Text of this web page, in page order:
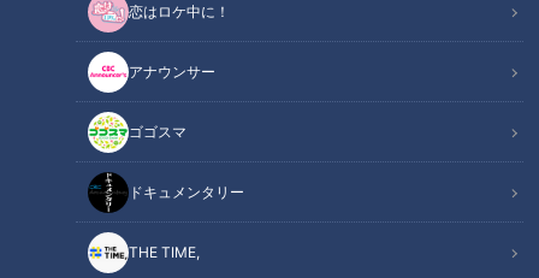
恋はロケ中に！
アナウンサー
ゴゴスマ
ドキュメンタリー
THE TIME,
毎週月～金曜日の夕方、CBCテレビで放送している情報番組